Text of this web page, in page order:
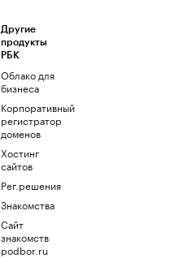
Другие
продукты
РБК
Облако для
бизнеса
Корпоративный
регистратор
доменов
Хостинг
сайтов
Рег.решения
Знакомства
Сайт
знакомств
podbor.ru